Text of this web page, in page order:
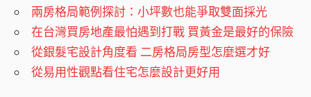
兩房格局範例探討：小坪數也能爭取雙面採光
在台灣買房地產最怕遇到打戰 買黃金是最好的保險
從銀髮宅設計角度看 二房格局房型怎麼選才好
從易用性觀點看住宅怎麼設計更好用